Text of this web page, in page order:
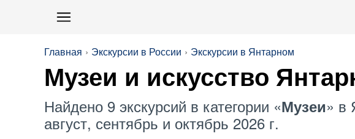
Главная Экскурсии в России Экскурсии в Янтарном
Музеи и искусство
Найдено 9 экскурсий в категории «Музеи» в
август, сентябрь и октябрь 2026 г.